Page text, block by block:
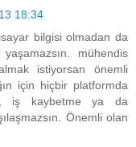
18:34
bilgisi olmadan da
mühendis
istiyorsan önemli
için hiçbir platformda
iş kaybetme ya da
Önemli olan